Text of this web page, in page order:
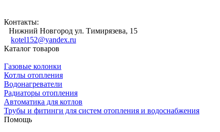
Контакты:
Нижний Новгород ул. Тимирязева, 15
kotel152@yandex.ru
Каталог товаров
Газовые колонки
Котлы отопления
Водонагреватели
Радиаторы отопления
Автоматика для котлов
Трубы и фитинги для систем отопления и водоснабжения
Помощь